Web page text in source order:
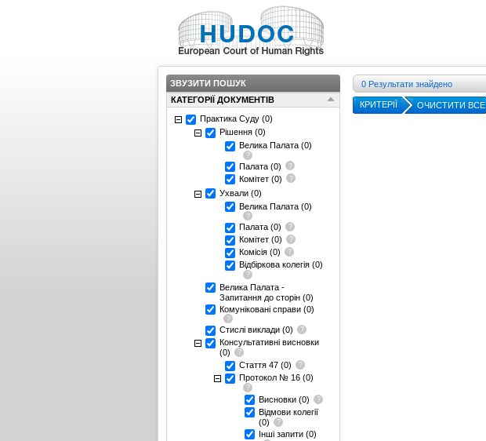
ЗВУЗИТИ ПОШУК
КАТЕГОРІЇ ДОКУМЕНТІВ
Практика Суду (0)
Рішення (0)
Велика Палата (0)
Палата (0)
Комітет (0)
Ухвали (0)
Велика Палата (0)
Палата (0)
Комітет (0)
Комісія (0)
Відбіркова колегія (0)
Велика Палата -
Запитання до сторін (0)
Комуніковані справи (0)
Стислі виклади (0)
Консультативні висновки
(0)
Стаття 47 (0)
Протокол № 16 (0)
Висновки (0)
Відмови колегії
(0)
Інші запити (0)
0 Результати знайдено
КРИТЕРІЇ ОЧИСТИТИ ВСЕ